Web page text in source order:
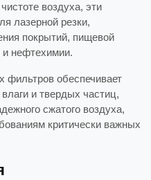
воздуха, эти
лазерной резки,
покрытий, пищевой
и нефтехимии.
фильтров обеспечивает
и твердых частиц,
сжатого воздуха,
критически важных